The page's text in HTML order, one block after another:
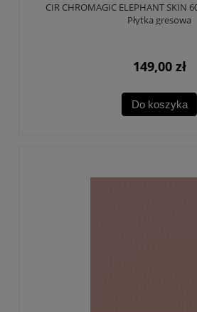
CIR CHROMAGIC ELEPHANT SKIN
Płytka gresowa
149,00 zł
Do koszyka